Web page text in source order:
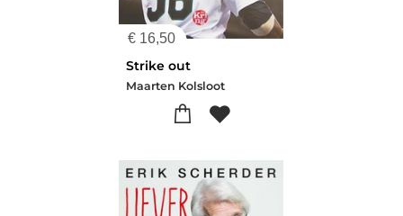
€ 16,50
Strike out
Maarten Kolsloot